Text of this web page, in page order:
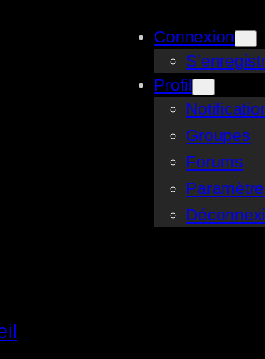
Connexion
Profil
Groupes
Forums